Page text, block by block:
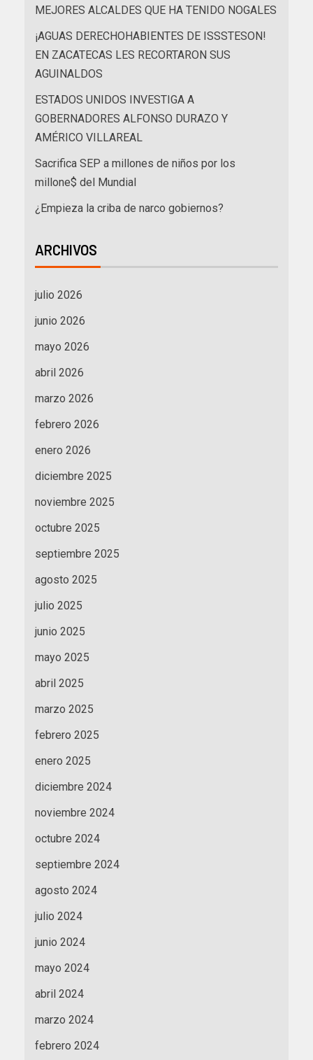
MEJORES ALCALDES QUE HA TENIDO NOGALES
¡AGUAS DERECHOHABIENTES DE ISSSTESON!
EN ZACATECAS LES RECORTARON SUS
AGUINALDOS
ESTADOS UNIDOS INVESTIGA A
GOBERNADORES ALFONSO DURAZO Y
AMÉRICO VILLAREAL
Sacrifica SEP a millones de niños por los
millone$ del Mundial
¿Empieza la criba de narco gobiernos?
ARCHIVOS
julio 2026
junio 2026
mayo 2026
abril 2026
marzo 2026
febrero 2026
enero 2026
diciembre 2025
noviembre 2025
octubre 2025
septiembre 2025
agosto 2025
julio 2025
junio 2025
mayo 2025
abril 2025
marzo 2025
febrero 2025
enero 2025
diciembre 2024
noviembre 2024
octubre 2024
septiembre 2024
agosto 2024
julio 2024
junio 2024
mayo 2024
abril 2024
marzo 2024
febrero 2024